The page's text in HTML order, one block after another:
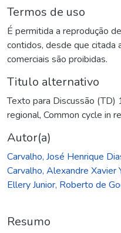
Termos de uso
É permitida a reprodução
contidos, desde que citada
comerciais são proibidas.
Titulo alternativo
Texto para Discussão (TD)
regional, Common cycle in
Autor(a)
Carvalho, José Henrique
Carvalho, Alexandre Xavier
Ellery Junior, Roberto de
Resumo